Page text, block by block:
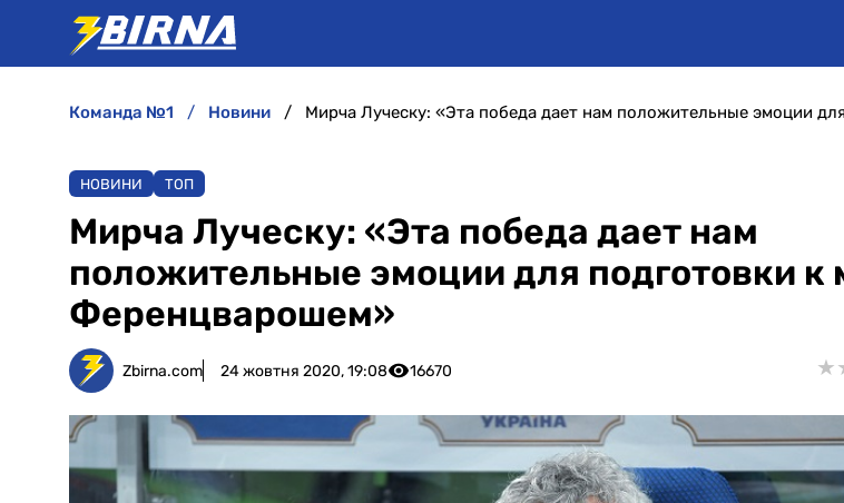
команда №1 новини
НОВИНИ ТОП
Мирча Луческу: «Эта победа дает нам
положительные эмоции для подготовки к
Ференцварошем»
Zbirna.com 24 жовтня 2020, 19:08 16670 ★
★